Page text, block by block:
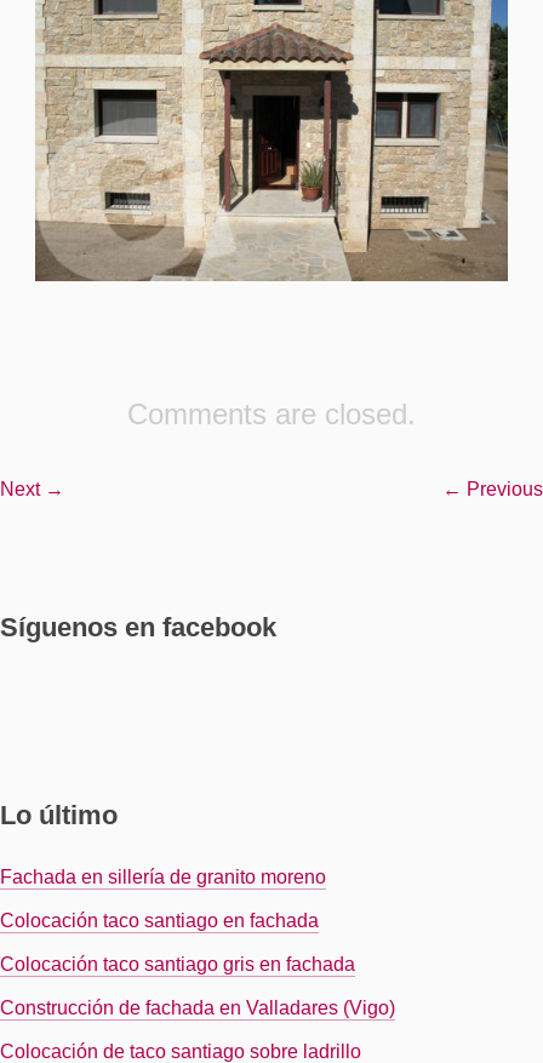
Comments are closed.
← Previous
Next →
Síguenos en facebook
Lo último
Fachada en sillería de granito moreno
Colocación taco santiago en fachada
Colocación taco santiago gris en fachada
Construcción de fachada en Valladares (Vigo)
Colocación de taco santiago sobre ladrillo